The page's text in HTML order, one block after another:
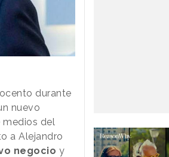
durante
nuevo
medios del
a Alejandro
negocio y